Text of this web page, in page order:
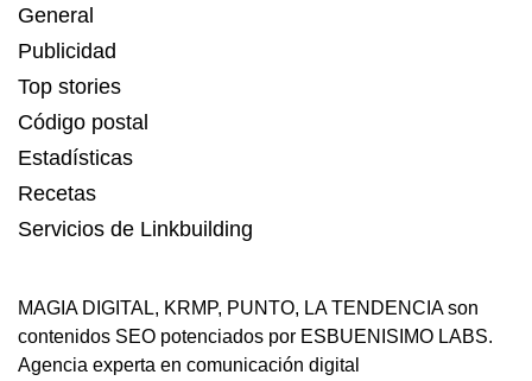
General
Publicidad
Top stories
Código postal
Estadísticas
Recetas
Servicios de Linkbuilding
MAGIA DIGITAL, KRMP, PUNTO, LA TENDENCIAson
contenidos SEO potenciados por ESBUENISIMO LABS.
Agencia experta en comunicación digital